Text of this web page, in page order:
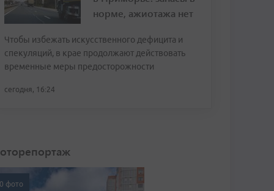
норме, ажиотажа нет
Чтобы избежать искусственного дефицита и
спекуляций, в крае продолжают действовать
временные меры предосторожности
сегодня, 16:24
фото